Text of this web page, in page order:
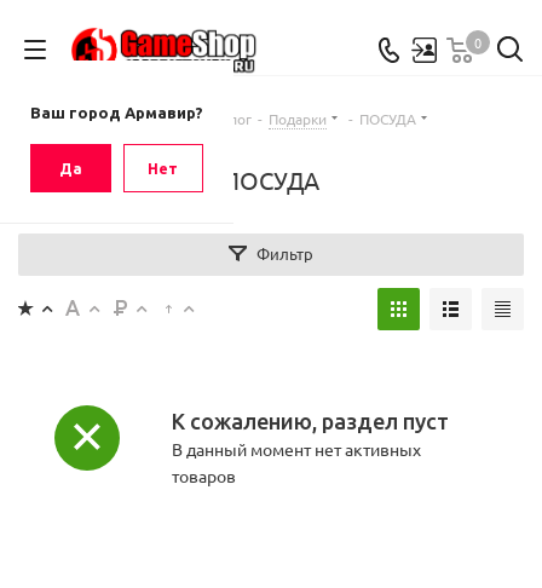
Ваш город Армавир?
Да Нет
0
Главная - Каталог - Подарки - ПОСУДА
ПОСУДА
Фильтр
К сожалению, раздел пуст
В данный момент нет активных
товаров